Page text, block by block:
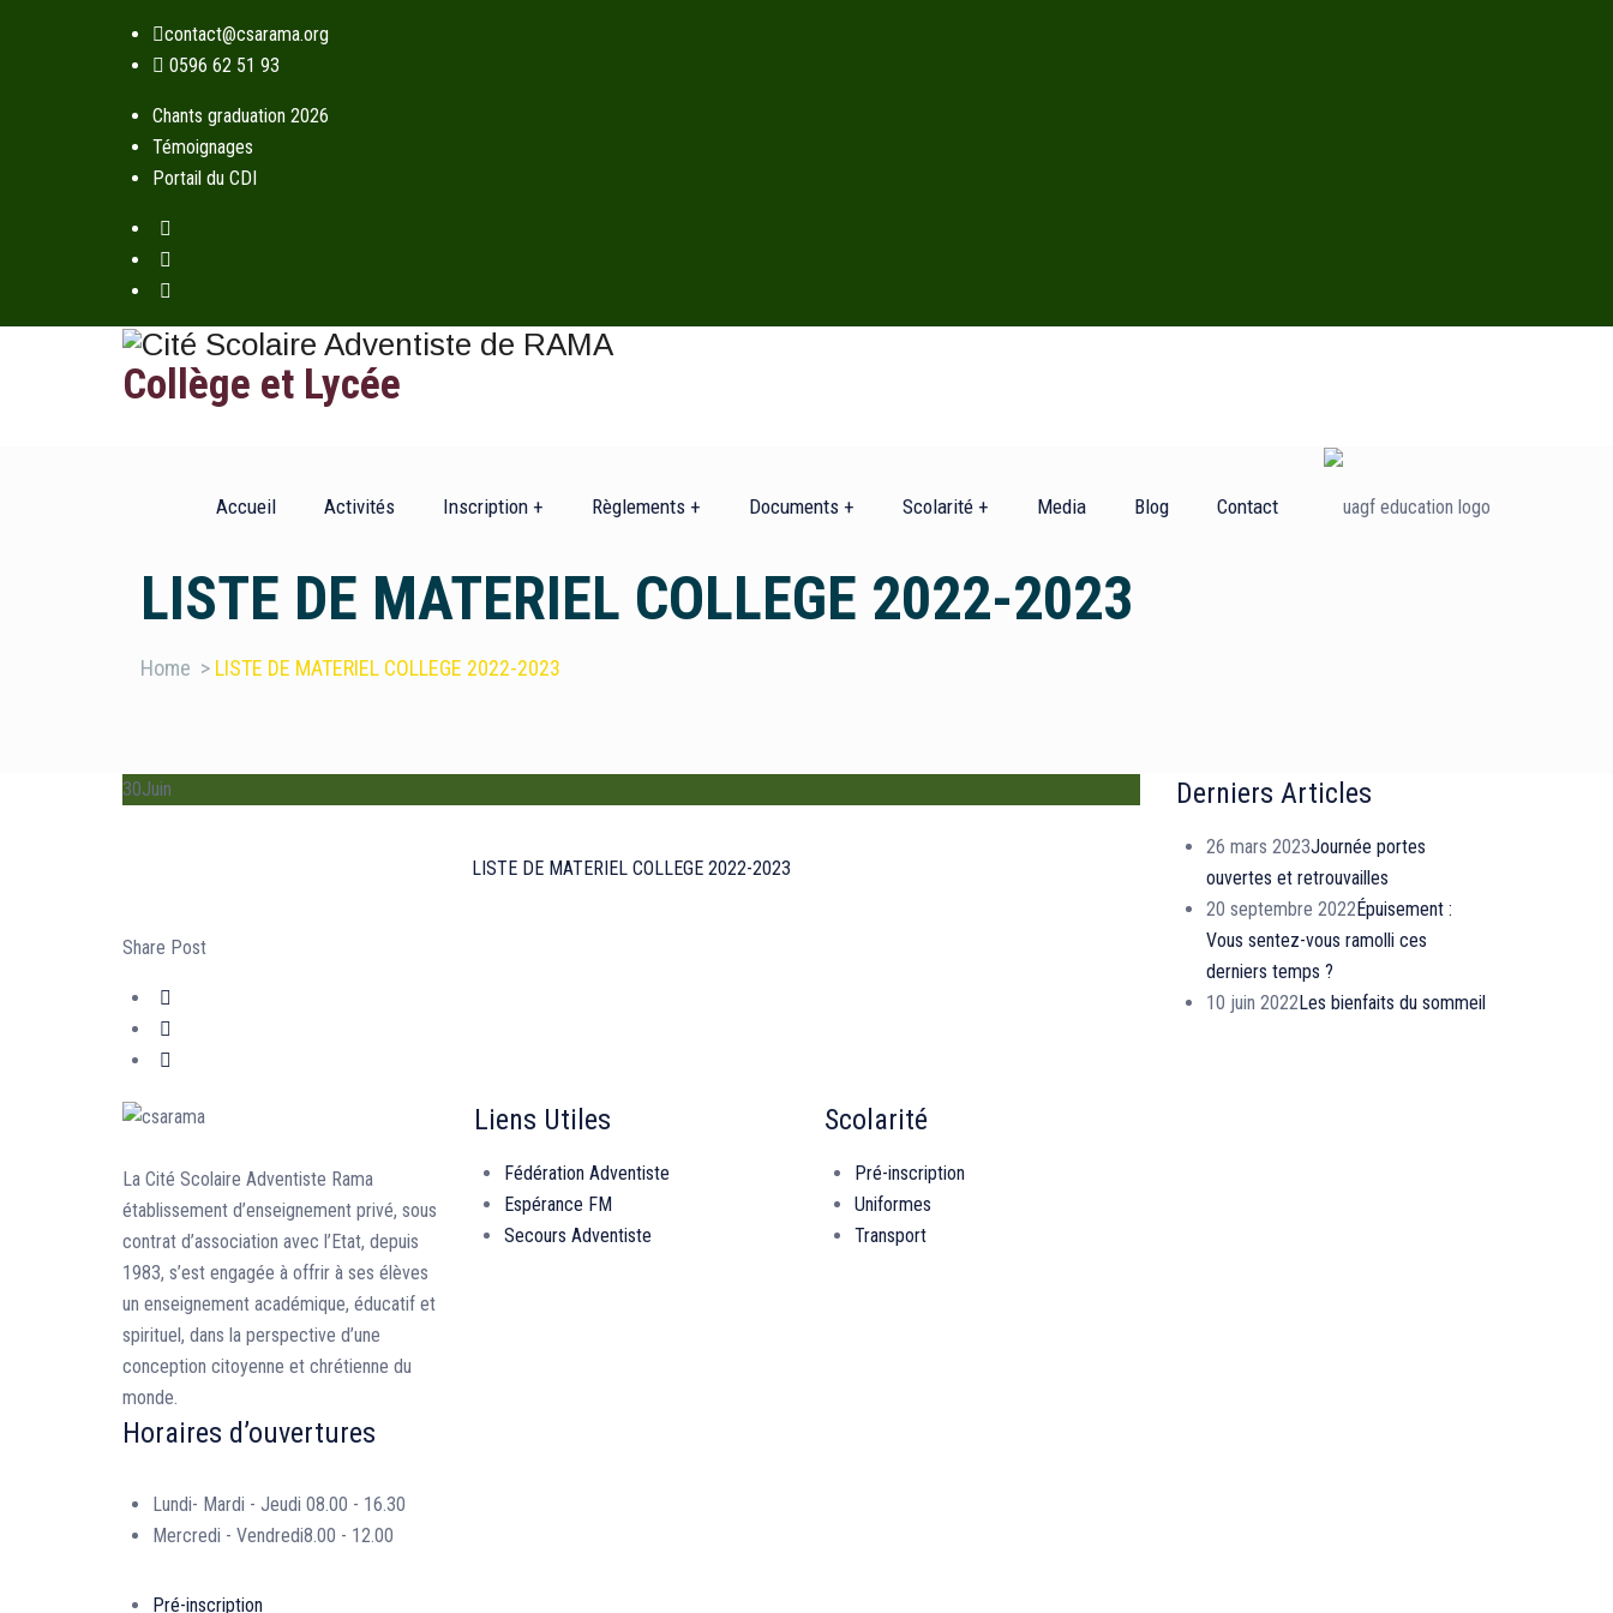
contact@csarama.org
0596 62 51 93
Chants graduation 2026
Témoignages
Portail du CDI
Collège et Lycée
Accueil Activités Inscription + Règlements + Documents + Scolarité + Media Blog Contact
LISTE DE MATERIEL COLLEGE 2022-2023
Home > LISTE DE MATERIEL COLLEGE 2022-2023
30Juin
LISTE DE MATERIEL COLLEGE 2022-2023
Share Post
Derniers Articles
26 mars 2023Journée portes
ouvertes et retrouvailles
20 septembre 2022Épuisement :
Vous sentez-vous ramolli ces
derniers temps ?
10 juin 2022Les bienfaits du sommeil
La Cité Scolaire Adventiste Rama
établissement d’enseignement privé, sous
contrat d’association avec l’Etat, depuis
1983, s’est engagée à offrir à ses élèves
un enseignement académique, éducatif et
spirituel, dans la perspective d’une
conception citoyenne et chrétienne du
monde.
Horaires d’ouvertures
Lundi- Mardi - Jeudi 08.00 - 16.30
Mercredi - Vendredi8.00 - 12.00
Liens Utiles
Fédération Adventiste
Espérance FM
Secours Adventiste
Scolarité
Pré-inscription
Uniformes
Transport
Pré-inscription